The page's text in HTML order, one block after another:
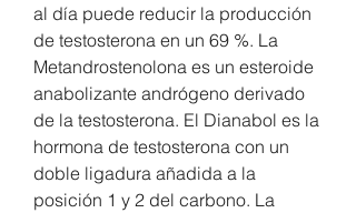
al día puede reducir la producción
de testosterona en un 69 %. La
Metandrostenolona es un esteroide
anabolizante andrógeno derivado
de la testosterona. El Dianabol es la
hormona de testosterona con un
doble ligadura añadida a la
posición 1 y 2 del carbono. La